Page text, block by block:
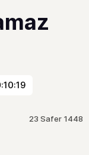
23 Safer 1448